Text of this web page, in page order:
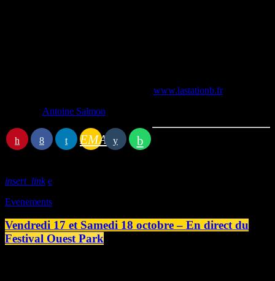
www.lastationb.fr
Antoine Salmon
EMAIL
insert_link
Evenements
Vendredi 17 et Samedi 18 octobre – En direct du
Festival Ouest Park